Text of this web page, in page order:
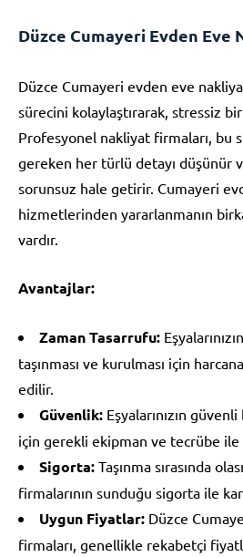
Düzce Cumayeri Evden Eve
Düzce Cumayeri evden eve
sürecini kolaylaştırarak, stressiz
Profesyonel nakliyat firmaları, bu
gereken her türlü detayı düşünür
sorunsuz hale getirir. Cumayeri
hizmetlerinden yararlanmanın
vardır.
Avantajlar:
Zaman Tasarrufu:
taşınması ve kurulması için
edilir.
Güvenlik: Eşyalarınızın
için gerekli ekipman ve tecrübe
Sigorta: Taşınma sırasında
firmalarının sunduğu sigorta ile
Uygun Fiyatlar: Düzce
firmaları, genellikle rekabetçi